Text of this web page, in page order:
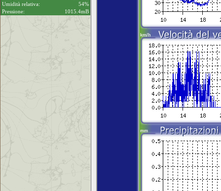
Umidità relativa:
54%
Pressione:
1015.4mB